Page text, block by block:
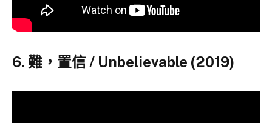
6. 難，置信 / Unbelievable (2019)